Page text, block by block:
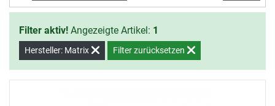
Filter aktiv! Angezeigte Artikel: 1
Hersteller: Matrix Filter zurücksetzen